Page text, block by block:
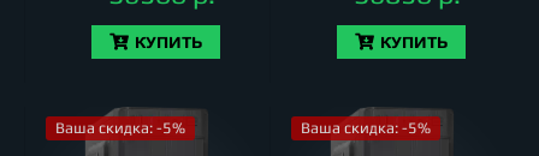
КУПИТЬ КУПИТЬ
Ваша скидка: -5% Ваша скидка: -5%